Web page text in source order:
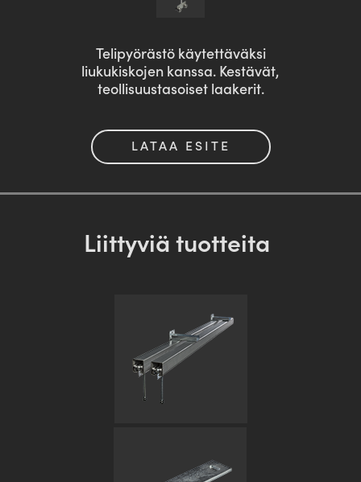
Telipyörästö käytettäväksi
liukukiskojen kanssa. Kestävät,
teollisuustasoiset laakerit.
LATAA ESITE
Liittyviä tuotteita